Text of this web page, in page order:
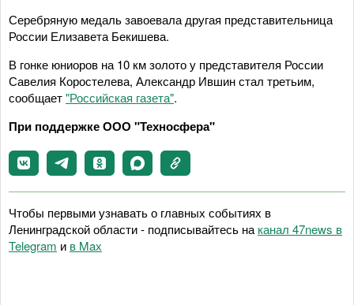
Серебряную медаль завоевала другая представительница
России Елизавета Бекишева.
В гонке юниоров на 10 км золото у представителя России
Савелия Коростелева, Александр Ившин стал третьим,
сообщает"Российская газета".
При поддержке ООО "Техносфера"
Чтобы первыми узнавать о главных событиях в
Ленинградской области - подписывайтесь на канал 47news в
Telegram и в Maх